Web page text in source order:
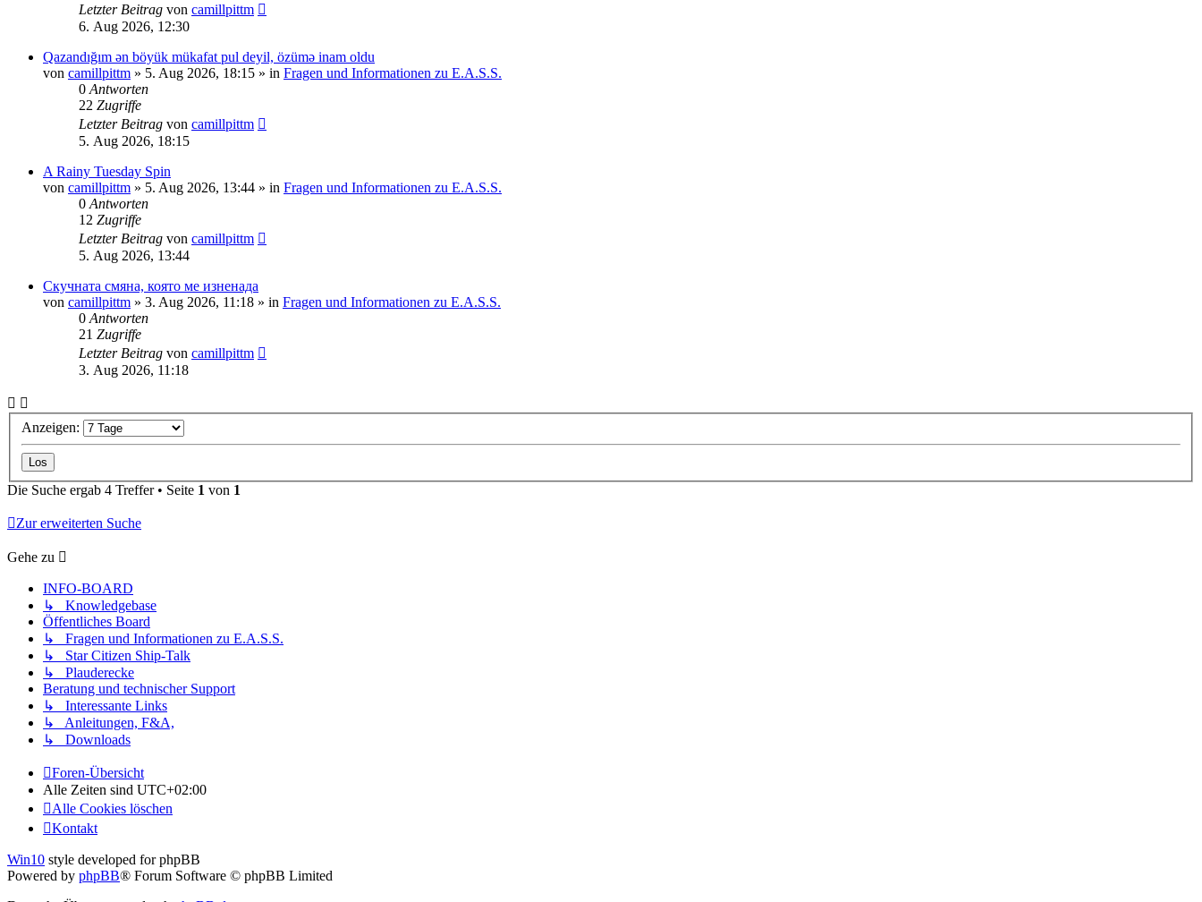
Letzter Beitrag von camillpittm
6. Aug 2026, 12:30
Qazandığım ən böyük mükafat pul deyil, özümə inam oldu
von camillpittm » 5. Aug 2026, 18:15 » in Fragen und Informationen zu E.A.S.S.
0Antworten
22 Zugriffe
Letzter Beitrag von camillpittm
5. Aug 2026, 18:15
A Rainy Tuesday Spin
von camillpittm » 5. Aug 2026, 13:44 » in Fragen und Informationen zu E.A.S.S.
0Antworten
12 Zugriffe
Letzter Beitrag von camillpittm
5. Aug 2026, 13:44
Скучната смяна, която ме изненада
von camillpittm » 3. Aug 2026, 11:18 » in Fragen und Informationen zu E.A.S.S.
0Antworten
21 Zugriffe
Letzter Beitrag von camillpittm
3. Aug 2026, 11:18
Anzeigen:
Die Suche ergab 4 Treffer • Seite 1 von 1
Zur erweiterten Suche
Gehe zu
INFO-BOARD
↳ Knowledgebase
Öffentliches Board
↳ Fragen und Informationen zu E.A.S.S.
↳ Star Citizen Ship-Talk
↳ Plauderecke
Beratung und technischer Support
↳ Interessante Links
↳ Anleitungen, F&A,
↳ Downloads
Foren-Übersicht
Alle Zeiten sind UTC+02:00
Alle Cookies löschen
Kontakt
Win10 style developed for phpBB
Powered by phpBB® Forum Software © phpBB Limited